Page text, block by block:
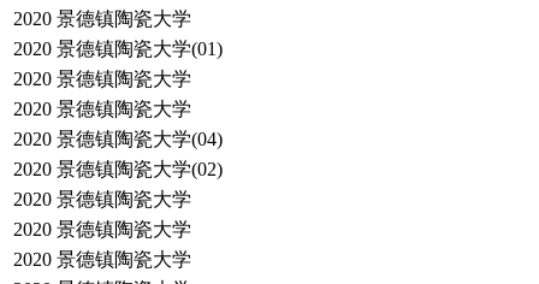
2020 景德镇陶瓷大学
2020 景德镇陶瓷大学(01)
2020 景德镇陶瓷大学
2020 景德镇陶瓷大学
2020 景德镇陶瓷大学(04)
2020 景德镇陶瓷大学(02)
2020 景德镇陶瓷大学
2020 景德镇陶瓷大学
2020 景德镇陶瓷大学